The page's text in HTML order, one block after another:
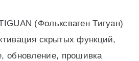
(Фольксваген Тигуан)
скрытых функций,
обновление, прошивка